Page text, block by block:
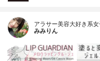
アラサー美容大好き系女
みみりん